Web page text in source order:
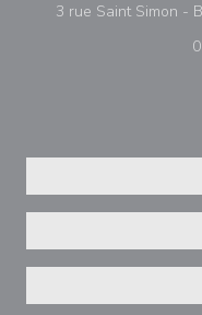
3 rue Saint Simon -